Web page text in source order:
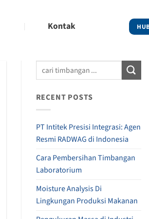
Kontak
RECENT POSTS
PT Intitek Presisi Integrasi: Agen
Resmi RADWAG di Indonesia
Cara Pembersihan Timbangan
Laboratorium
Moisture Analysis Di
Lingkungan Produksi Makanan